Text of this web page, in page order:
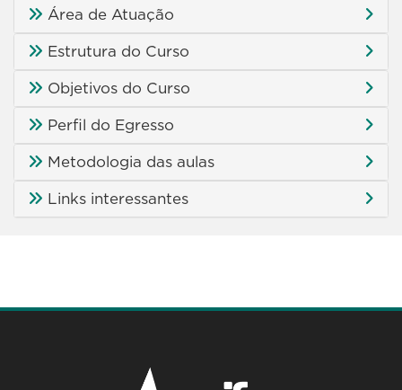
Área de Atuação
Estrutura do Curso
Objetivos do Curso
Perfil do Egresso
Metodologia das aulas
Links interessantes